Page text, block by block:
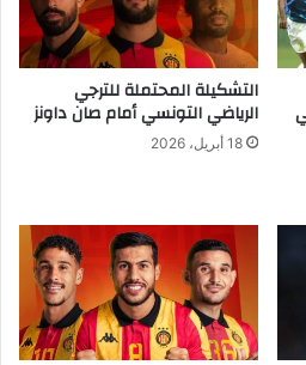
التشكيلة المحتملة للترجي
الرياضي التونسي أمام صان داونز
18 أبريل، 2026